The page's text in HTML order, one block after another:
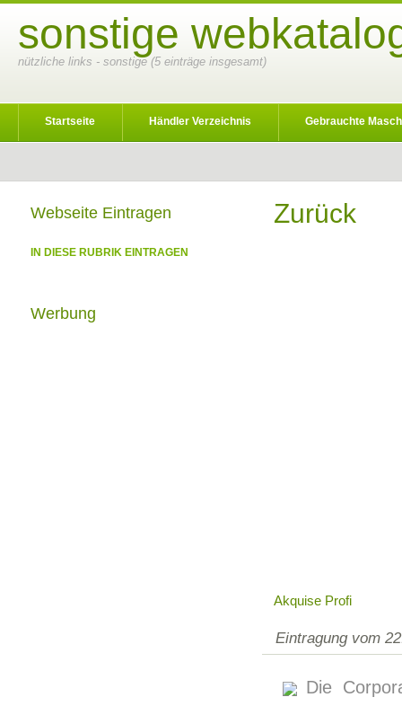
sonstige
nützliche links - sonstige (5 einträge insgesamt)
Startseite Händler Verzeichnis Gebrauchte
Zurück
Akquise Profi
Eintragung vom
Die
Webseite Eintragen
IN DIESE RUBRIK EINTRAGEN
Werbung